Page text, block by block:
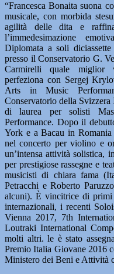
“Francesca Bonaita suona
musicale, con morbida
agilità delle dita e
l’immedesimazione
Diplomata a soli
presso il Conservatorio G.
Carmirelli quale miglior
perfeziona con Sergej
Arts in Music
Conservatorio della Svizzera
di laurea per solisti
Performance. Dopo il
York e a Bacau in
nel concerto per violino e
un’intensa attività solistica,
per prestigiose rassegne e
musicisti di chiara fama
Petracchi e Roberto
alcuni). È vincitrice di primi
internazionali, i recenti
Vienna 2017, 7th
Loutraki International
molti altri. le è stato
Premio Italia Giovane 2016
Ministero dei Beni e Attività